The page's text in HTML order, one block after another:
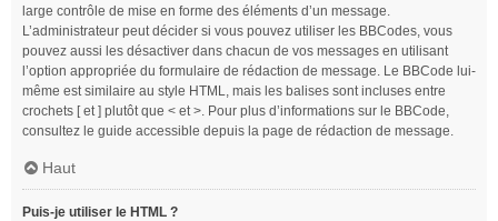
large contrôle de mise en forme des éléments d’un message.
L’administrateur peut décider si vous pouvez utiliser les BBCodes, vous
pouvez aussi les désactiver dans chacun de vos messages en utilisant
l’option appropriée du formulaire de rédaction de message. Le BBCode lui-
même est similaire au style HTML, mais les balises sont incluses entre
crochets [ et ] plutôt que < et >. Pour plus d’informations sur le BBCode,
consultez le guide accessible depuis la page de rédaction de message.
Haut
Puis-je utiliser le HTML ?